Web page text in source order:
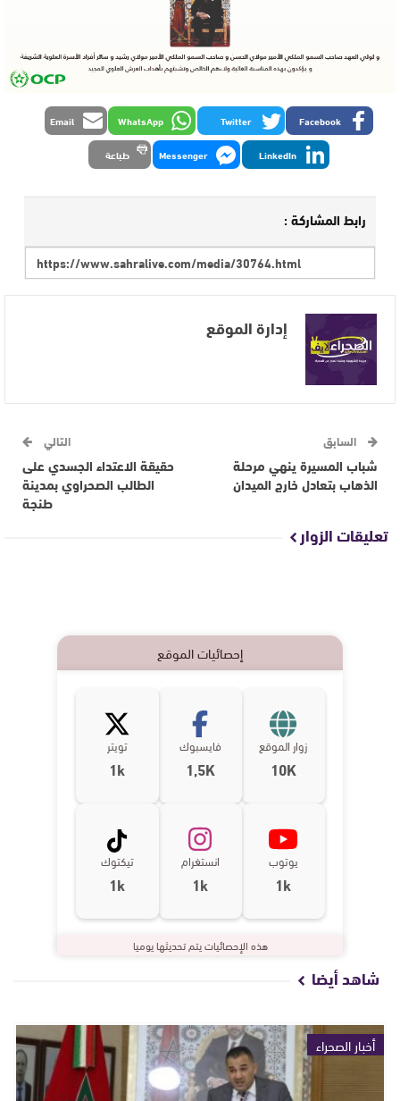
Facebook
Twitter
WhatsApp
Email
LinkedIn
Messenger طباعة
رابط المشاركة :
إدارة الموقع
السابق
شباب المسيرة ينهي مرحلة
الذهاب بتعادل خارج الميدان
التالي
حقيقة الاعتداء الجسدي على
الطالب الصحراوي بمدينة
طنجة
تعليقات الزوار
إحصائيات الموقع
زوار الموقع
10K
فايسبوك
1,5K
تويتر
1k
يوتوب
1k
انستغرام
1k
تيكتوك
1k
هذه الإحصائيات يتم تحديثها يوميا
شاهد أيضا
أخبار الصحراء